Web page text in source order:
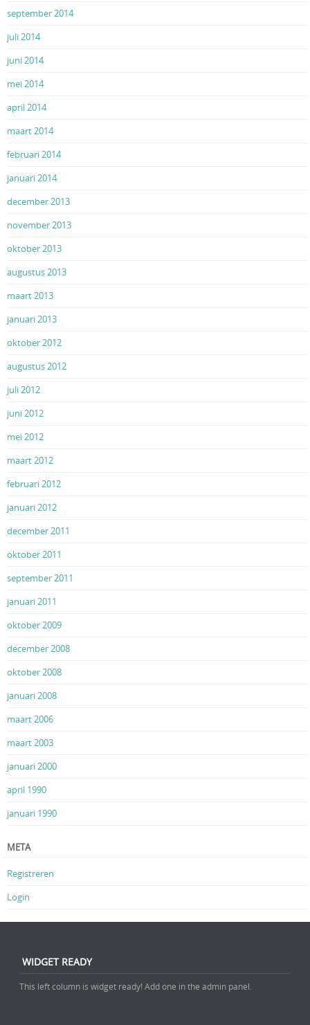
september 2014
juli 2014
juni 2014
mei 2014
april 2014
maart 2014
februari 2014
januari 2014
december 2013
november 2013
oktober 2013
augustus 2013
maart 2013
januari 2013
oktober 2012
augustus 2012
juli 2012
juni 2012
mei 2012
maart 2012
februari 2012
januari 2012
december 2011
oktober 2011
september 2011
januari 2011
oktober 2009
december 2008
oktober 2008
januari 2008
maart 2006
maart 2003
januari 2000
april 1990
januari 1990
META
Registreren
Login
WIDGET READY
This left column is widget ready! Add one in the admin panel.